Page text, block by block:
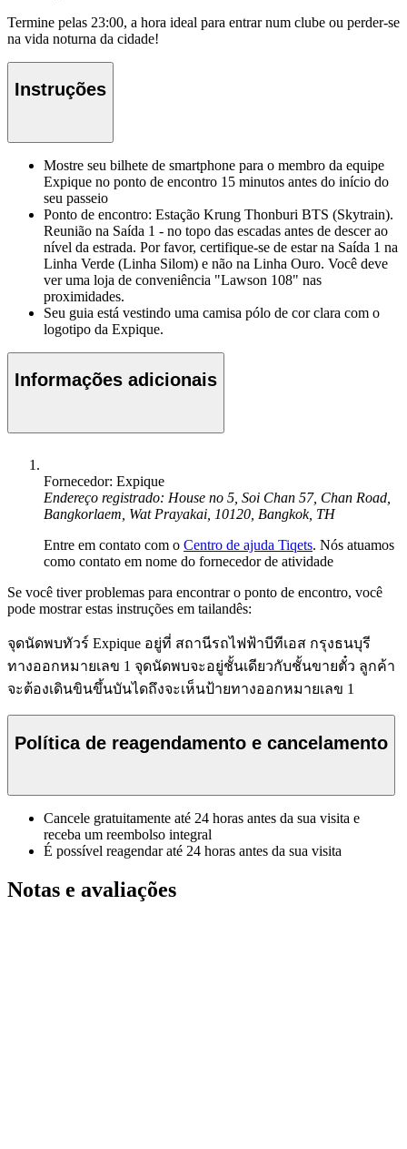
Termine pelas 23:00, a hora ideal para entrar num clube ou perder-se
na vida noturna da cidade!
Instruções
Mostre seu bilhete de smartphone para o membro da equipe
Expique no ponto de encontro 15 minutos antes do início do
seu passeio
Ponto de encontro: Estação Krung Thonburi BTS (Skytrain).
Reunião na Saída 1 - no topo das escadas antes de descer ao
nível da estrada. Por favor, certifique-se de estar na Saída 1 na
Linha Verde (Linha Silom) e não na Linha Ouro. Você deve
ver uma loja de conveniência "Lawson 108" nas
proximidades.
Seu guia está vestindo uma camisa pólo de cor clara com o
logotipo da Expique.
Informações adicionais
Fornecedor: Expique
Endereço registrado: House no 5, Soi Chan 57, Chan Road,
Bangkorlaem, Wat Prayakai, 10120, Bangkok, TH
Entre em contato com o Centro de ajuda Tiqets. Nós atuamos
como contato em nome do fornecedor de atividade
Se você tiver problemas para encontrar o ponto de encontro, você
pode mostrar estas instruções em tailandês:
จุดนัดพบทัวร์ Expique อยู่ที่ สถานีรถไฟฟ้าบีทีเอส กรุงธนบุรี
ทางออกหมายเลข 1 จุดนัดพบจะอยู่ชั้นเดียวกับชั้นขายตั๋ว ลูกค้า
จะต้องเดินขินขึ้นบันไดถึงจะเห็นป้ายทางออกหมายเลข 1
Política de reagendamento e cancelamento
Cancele gratuitamente até 24 horas antes da sua visita e
receba um reembolso integral
É possível reagendar até 24 horas antes da sua visita
Notas e avaliações